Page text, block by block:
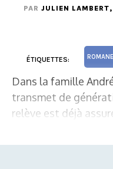
PAR JULIEN LAMBERT
ÉTIQUETTES:
Dans la famille
transmet de
relève est déjà